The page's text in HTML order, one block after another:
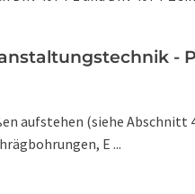
-
aufstehen (siehe
E ...